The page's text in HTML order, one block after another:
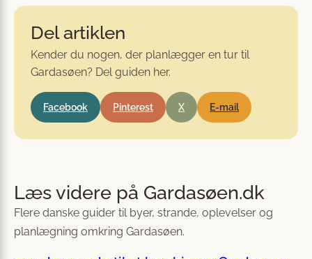
Del artiklen
Kender du nogen, der planlægger en tur til
Gardasøen? Del guiden her.
Facebook Pinterest X E-mail
Læs videre på Gardasøen.dk
Flere danske guider til byer, strande, oplevelser og
planlægning omkring Gardasøen.